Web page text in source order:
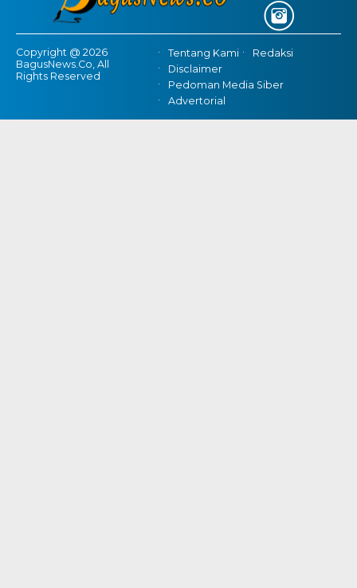
Copyright @ 2026
BagusNews.Co, All
Rights Reserved
Tentang Kami
Redaksi
Disclaimer
Pedoman Media Siber
Advertorial